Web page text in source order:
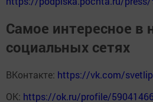
Самое интересное в
социальных сетях
ВКонтакте: https://vk.com/
ОК: https://ok.ru/profile/